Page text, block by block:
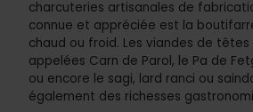
charcuteries artisanales de
connue et appréciée est la
chaud ou froid. Les viandes de
appelées Carn de Parol, le Pa de
ou encore le sagi, lard ranci ou
également des richesses